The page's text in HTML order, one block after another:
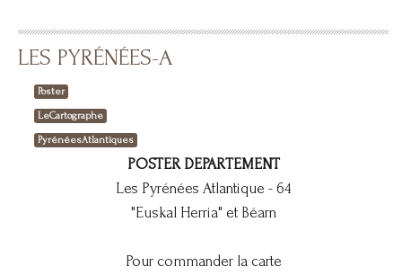
LES PYRÉNÉES-A
Poster
LeCartographe
PyrénéesAtlantiques
POSTER DEPARTEMENT
Les Pyrénées Atlantique - 64
"Euskal Herria" et Béarn
Pour commander la carte